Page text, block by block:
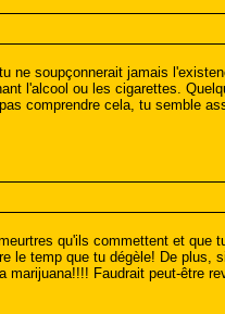
ne soupçonnerait jamais
l'alcool ou les cigarettes.
comprendre cela, tu semble
qu'ils commettent et que
le temp que tu dégèle! De plus,
Faudrait peut-être